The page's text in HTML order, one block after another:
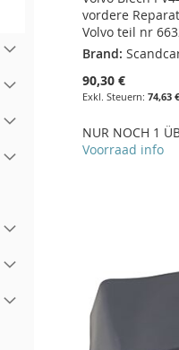
vordere
Volvo teil nr
Brand:
90,30 €
74,63 €
NUR NOCH 1
Voorraad info